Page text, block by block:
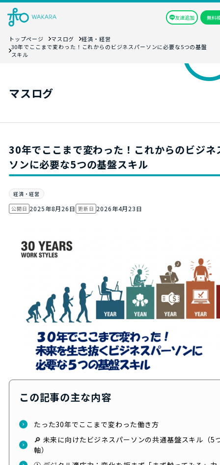
友達追加 無料
トップページ マスログ
経済・経営
30年でここまで変わった！これからのビジネスパーソンに必要な5つの基盤
スキル
マスログ
30年でここまで変わった！これからのビジネ
ソンに必要な5つの基盤スキル
経済・経営
公開日 2025年8月26日 更新日 2026年4月23日
この記事の主な内容
たった30年でここまで変わった働き方
🔎 未来に向けたビジネスパーソンの共通基盤スキル（5
軸）